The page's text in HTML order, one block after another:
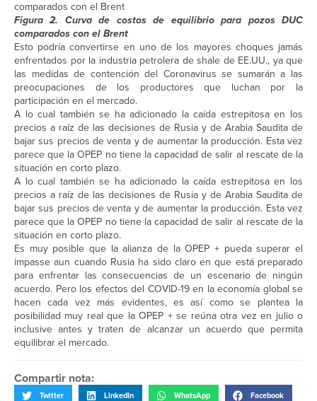
Figura 2. Curva de costos de equilibrio para pozos DUC
comparados con el Brent
Esto podría convertirse en uno de los mayores choques jamás
enfrentados por la industria petrolera de shale de EE.UU., ya que
las medidas de contención del Coronavirus se sumarán a las
preocupaciones de los productores que luchan por la
participación en el mercado.
A lo cual también se ha adicionado la caída estrepitosa en los
precios a raíz de las decisiones de Rusia y de Arabia Saudita de
bajar sus precios de venta y de aumentar la producción. Esta vez
parece que la OPEP no tiene la capacidad de salir al rescate de la
situación en corto plazo.
A lo cual también se ha adicionado la caída estrepitosa en los
precios a raíz de las decisiones de Rusia y de Arabia Saudita de
bajar sus precios de venta y de aumentar la producción. Esta vez
parece que la OPEP no tiene la capacidad de salir al rescate de la
situación en corto plazo.
Es muy posible que la alianza de la OPEP + pueda superar el
impasse aun cuando Rusia ha sido claro en que está preparado
para enfrentar las consecuencias de un escenario de ningún
acuerdo. Pero los efectos del COVID-19 en la economía global se
hacen cada vez más evidentes, es así como se plantea la
posibilidad muy real que la OPEP + se reúna otra vez en julio o
inclusive antes y traten de alcanzar un acuerdo que permita
equilibrar el mercado.
Compartir nota:
Twitter LinkedIn WhatsApp Facebook